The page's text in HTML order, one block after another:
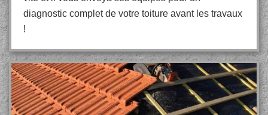
diagnostic complet de votre toiture avant les travaux
!